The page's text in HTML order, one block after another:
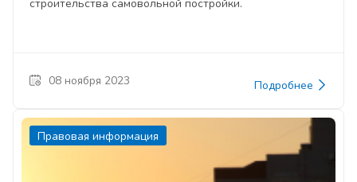
строительства самовольной постройки.
08 ноября 2023 Подробнее
Правовая информация